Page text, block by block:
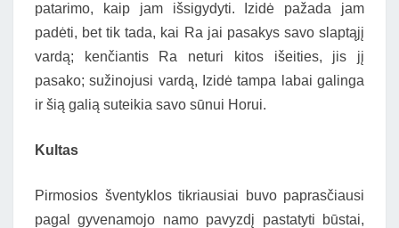
patarimo, kaip jam išsigydyti. Izidė pažada jam
padėti, bet tik tada, kai Ra jai pasakys savo slaptąjį
vardą; kenčiantis Ra neturi kitos išeities, jis jį
pasako; sužinojusi vardą, Izidė tampa labai galinga
ir šią galią suteikia savo sūnui Horui.
Kultas
Pirmosios šventyklos tikriausiai buvo paprasčiausi
pagal gyvenamojo namo pavyzdį pastatyti būstai,